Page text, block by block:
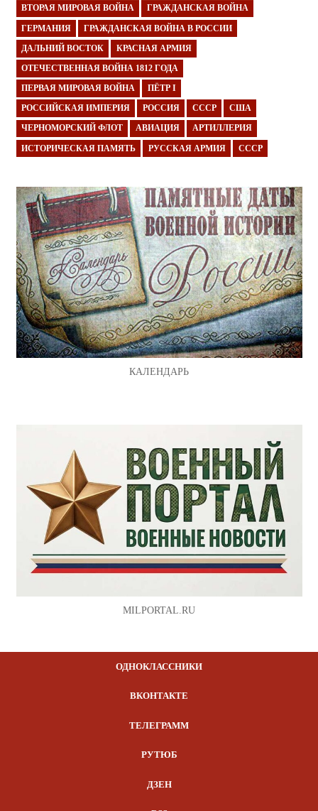
ВТОРАЯ МИРОВАЯ ВОЙНА ГРАЖДАНСКАЯ ВОЙНА
ГЕРМАНИЯ ГРАЖДАНСКАЯ ВОЙНА В РОССИИ
ДАЛЬНИЙ ВОСТОК КРАСНАЯ АРМИЯ
ОТЕЧЕСТВЕННАЯ ВОЙНА 1812 ГОДА
ПЕРВАЯ МИРОВАЯ ВОЙНА ПЁТР I
РОССИЙСКАЯ ИМПЕРИЯ РОССИЯ СССР США
ЧЕРНОМОРСКИЙ ФЛОТ АВИАЦИЯ АРТИЛЛЕРИЯ
ИСТОРИЧЕСКАЯ ПАМЯТЬ РУССКАЯ АРМИЯ СССР
КАЛЕНДАРЬ
MILPORTAL.RU
ОДНОКЛАССНИКИ
ВКОНТАКТЕ
ТЕЛЕГРАММ
РУТЮБ
ДЗЕН